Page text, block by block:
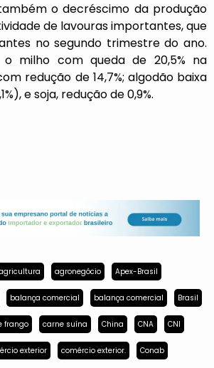
o decréscimo da produção
de lavouras importantes, que
no segundo trimestre do ano.
o milho com queda de 20,5% na
redução de 14,7%; algodão baixa
e soja, redução de 0,9%.
agronegócio Apex-Brasil
balança comercial balança comercial Brasil
frango carne suína China CNA CNI
exterior comércio exterior. Conab